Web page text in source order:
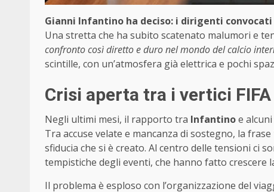
Gianni Infantino ha deciso: i dirigenti
Una stretta che ha subito scatenato malumori e
confronto così diretto e duro nel mondo del calcio
scintille, con un’atmosfera già elettrica e pochi
Crisi aperta tra i vertici FIFA
Negli ultimi mesi, il rapporto tra Infantinoe
Tra accuse velate e mancanza di sostegno, la frase
sfiducia che si è creato. Al centro delle tensioni ci
tempistiche degli eventi, che hanno fatto crescere
Il problema è esploso con l’organizzazione del